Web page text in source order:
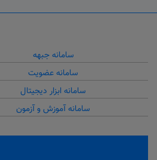
سامانه جبهه
سامانه عضویت
سامانه ابزار دیجیتال
سامانه آموزش و آزمون